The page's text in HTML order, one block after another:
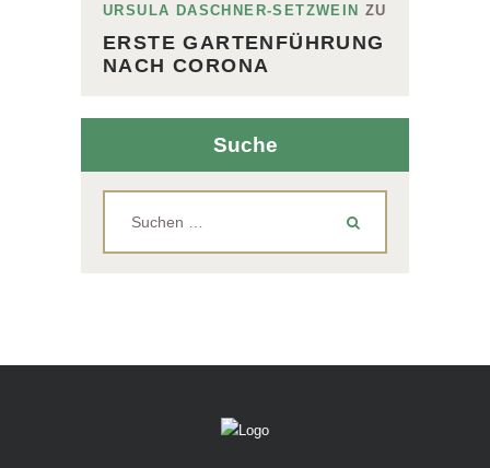
URSULA DASCHNER-SETZWEIN ZU
ERSTE GARTENFÜHRUNG
NACH CORONA
Suche
nach: